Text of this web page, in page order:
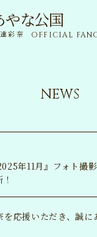
やな公国
彩奈 OFFICIAL
な公国
奈 OFFICIAL
ボイス
NEWS
年11月』フォト撮
を応援いただき、誠に